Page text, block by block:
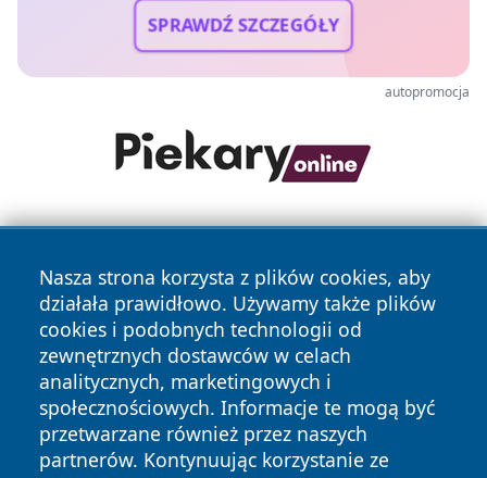
SPRAWDŹ SZCZEGÓŁY
autopromocja
Nasza strona korzysta z plików cookies, aby
działała prawidłowo. Używamy także plików
cookies i podobnych technologii od
zewnętrznych dostawców w celach
analitycznych, marketingowych i
społecznościowych. Informacje te mogą być
przetwarzane również przez naszych
partnerów. Kontynuując korzystanie ze
Copyright © 2026 olkuszonline.pl Wszystkie prawa
zastrzeżone.
Polityka
Polityka